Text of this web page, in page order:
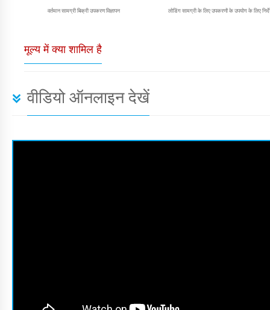
वर्तमान सामग्री बिक्री उपकरण विज्ञापन लोडिंग सामग्री के लिए उपकरणों के उपयोग के लिए
मूल्य में क्या शामिल है
वीडियो ऑनलाइन देखें